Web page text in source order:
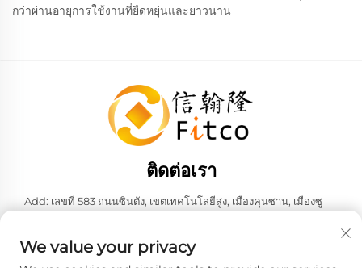
กว่าผ่านอายุการใช้งานที่ยืดหยุ่นและยาวนาน
ติดต่อเรา
Add: เลขที่ 583 ถนนซินตัง, เขตเทคโนโลยีสูง, เมืองคุนซาน, เมืองซู
โทร:+86-137 6186 0079
We value your privacy